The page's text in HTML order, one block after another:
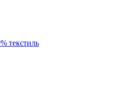
текстиль